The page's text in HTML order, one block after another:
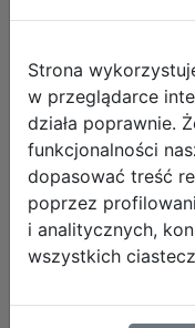
CoolPack
Strona
w przeglądarce
działa poprawnie.
funkcjonalności
dopasować treść
poprzez
i analitycznych,
wszystkich